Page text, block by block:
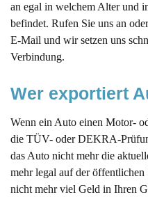
an egal in welchem Alter und
befindet. Rufen Sie uns an
E-Mail und wir setzen uns
Verbindung.
Wer exportiert
Wenn ein Auto einen Motor-
die TÜV- oder DEKRA-
das Auto nicht mehr die
mehr legal auf der öffentlichen
nicht mehr viel Geld in Ihren